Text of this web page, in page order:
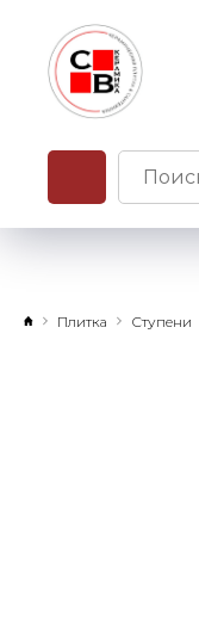
Плитка Ступени